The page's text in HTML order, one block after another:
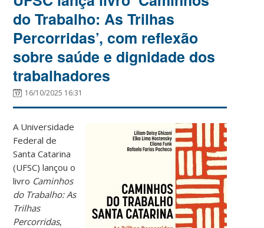
do Trabalho: As Trilhas
Percorridas’, com reflexão
sobre saúde e dignidade dos
trabalhadores
16/10/2025 16:31
A Universidade
Federal de
Santa Catarina
(UFSC) lançou o
livro Caminhos
do Trabalho: As
Trilhas
Percorridas,